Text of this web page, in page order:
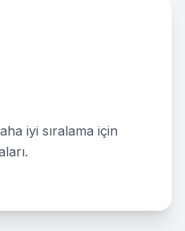
iyi sıralama için